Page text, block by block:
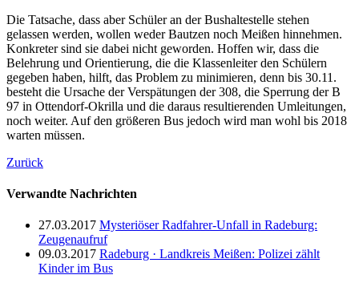
Die Tatsache, dass aber Schüler an der Bushaltestelle stehen
gelassen werden, wollen weder Bautzen noch Meißen hinnehmen.
Konkreter sind sie dabei nicht geworden. Hoffen wir, dass die
Belehrung und Orientierung, die die Klassenleiter den Schülern
gegeben haben, hilft, das Problem zu minimieren, denn bis 30.11.
besteht die Ursache der Verspätungen der 308, die Sperrung der B
97 in Ottendorf-Okrilla und die daraus resultierenden Umleitungen,
noch weiter. Auf den größeren Bus jedoch wird man wohl bis 2018
warten müssen.
Zurück
Verwandte Nachrichten
27.03.2017 Mysteriöser Radfahrer-Unfall in Radeburg:
Zeugenaufruf
09.03.2017 Radeburg · Landkreis Meißen: Polizei zählt
Kinder im Bus